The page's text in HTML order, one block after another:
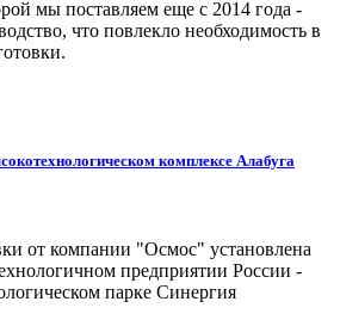
мы поставляем еще с 2014 года -
что повлекло необходимость в
комплексе Алабуга
от компании "Осмос" установлена
предприятии России -
парке Синергия